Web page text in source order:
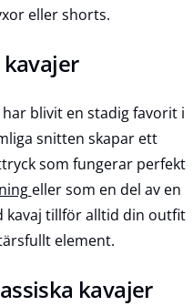
eller shorts.
kavajer
blivit en stadig favorit i
snitten skapar ett
som fungerar perfekt
eller som en del av en
kavaj tillför alltid din outfit
element.
kavajer